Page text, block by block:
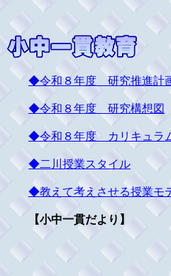
◆令和８年度 研究推進計
◆令和８年度 研究構想図
◆令和８年度 カリキュラ
◆二川授業スタイル
◆教えて考えさせる授業モ
【小中一貫だより】